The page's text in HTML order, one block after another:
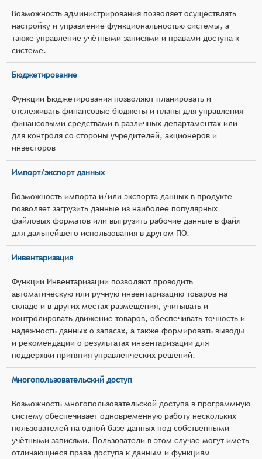
Возможность администрирования позволяет осуществлять
настройку и управление функциональностью системы, а
также управление учётными записями и правами доступа к
системе.
Бюджетирование
Функции Бюджетирования позволяют планировать и
отслеживать финансовые бюджеты и планы для управления
финансовыми средствами в различных департаментах или
для контроля со стороны учредителей, акционеров и
инвесторов
Импорт/экспорт данных
Возможность импорта и/или экспорта данных в продукте
позволяет загрузить данные из наиболее популярных
файловых форматов или выгрузить рабочие данные в файл
для дальнейшего использования в другом ПО.
Инвентаризация
Функции Инвентаризации позволяют проводить
автоматическую или ручную инвентаризацию товаров на
складе и в других местах размещения, учитывать и
контролировать движение товаров, обеспечивать точность и
надёжность данных о запасах, а также формировать выводы
и рекомендации о результатах инвентаризации для
поддержки принятия управленческих решений.
Многопользовательский доступ
Возможность многопользовательской доступа в программную
систему обеспечивает одновременную работу нескольких
пользователей на одной базе данных под собственными
учётными записями. Пользователи в этом случае могут иметь
отличающиеся права доступа к данным и функциям